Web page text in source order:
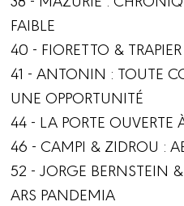
FAIBLE
40 - FIORETTO &
41 - ANTONIN : TOUTE
UNE OPPORTUNITÉ
44 - LA PORTE OUVERTE
46 - CAMPI & ZIDROU :
52 - JORGE BERNSTEIN
ARS PANDEMIA